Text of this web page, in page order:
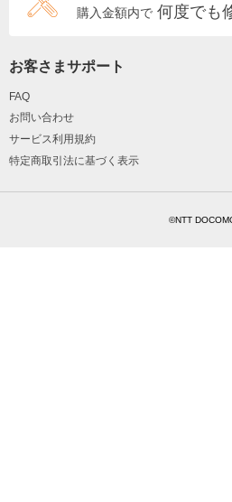
購入金額内で 何度でも
お客さまサポート
FAQ
お問い合わせ
サービス利用規約
特定商取引法に基づく表示
©NTT